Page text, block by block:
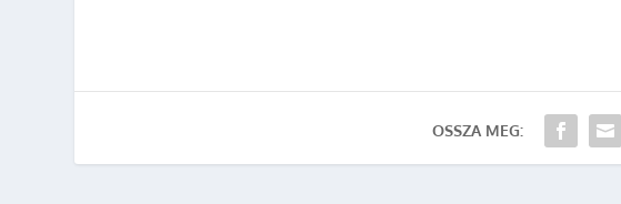
OSSZA MEG: